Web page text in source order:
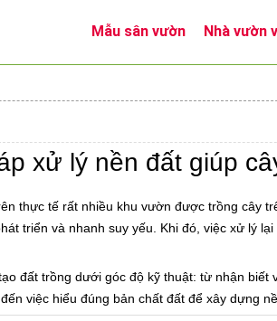
Mẫu sân vườn Nhà vườn
xử lý nền đất giúp
thực tế rất nhiều khu vườn được trồng cây
triển và nhanh suy yếu. Khi đó, việc xử lý
đất trồng dưới góc độ kỹ thuật: từ nhận
việc hiểu đúng bản chất đất để xây dựng